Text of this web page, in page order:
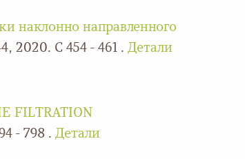
наклонно направленного
2020. С 454 - 461 . Детали
FILTRATION
- 798 . Детали